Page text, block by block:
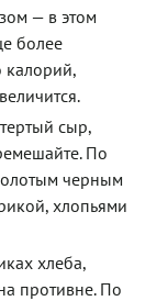
— в этом
более
калорий,
сыр,
По
черным
хлопьями
хлеба,
противне. По